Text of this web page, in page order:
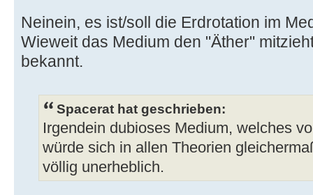
Neinein, es ist/soll die Erdrotation im
Wieweit das Medium den "Äther"
bekannt.
Spacerat hat geschrieben:
Irgendein dubioses Medium, welches
würde sich in allen Theorien
völlig unerheblich.